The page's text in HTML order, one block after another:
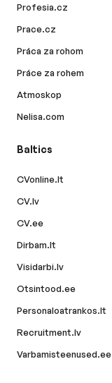
Profesia.cz
Prace.cz
Práca za rohom
Práce za rohem
Atmoskop
Nelisa.com
Baltics
CVonline.lt
CV.lv
CV.ee
Dirbam.lt
Visidarbi.lv
Otsintood.ee
Personaloatrankos.lt
Recruitment.lv
Varbamisteenused.ee